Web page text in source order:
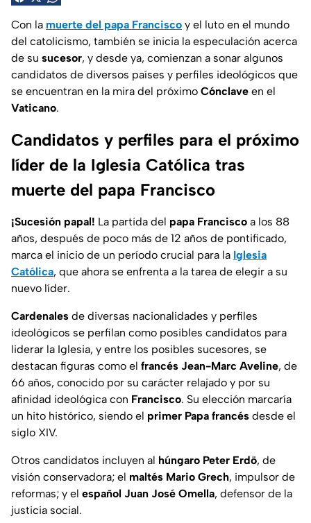
Con la muerte del papa Francisco y el luto en el mundo
del catolicismo, también se inicia la especulación acerca
de su sucesor, y desde ya, comienzan a sonar algunos
candidatos de diversos países y perfiles ideológicos que
se encuentran en la mira del próximo Cónclave en el
Vaticano.
Candidatos y perfiles para el próximo
líder de la Iglesia Católica tras
muerte del papa Francisco
¡Sucesión papal! La partida del papa Francisco a los 88
años, después de poco más de 12 años de pontificado,
marca el inicio de un período crucial para la Iglesia
Católica, que ahora se enfrenta a la tarea de elegir a su
nuevo líder.
Cardenales de diversas nacionalidades y perfiles
ideológicos se perfilan como posibles candidatos para
liderar la Iglesia, y entre los posibles sucesores, se
destacan figuras como el francés Jean-Marc Aveline, de
66 años, conocido por su carácter relajado y por su
afinidad ideológica con Francisco. Su elección marcaría
un hito histórico, siendo el primer Papa francés desde el
siglo XIV.
Otros candidatos incluyen al húngaro Peter Erdö, de
visión conservadora; el maltés Mario Grech, impulsor de
reformas; y el español Juan José Omella, defensor de la
justicia social.